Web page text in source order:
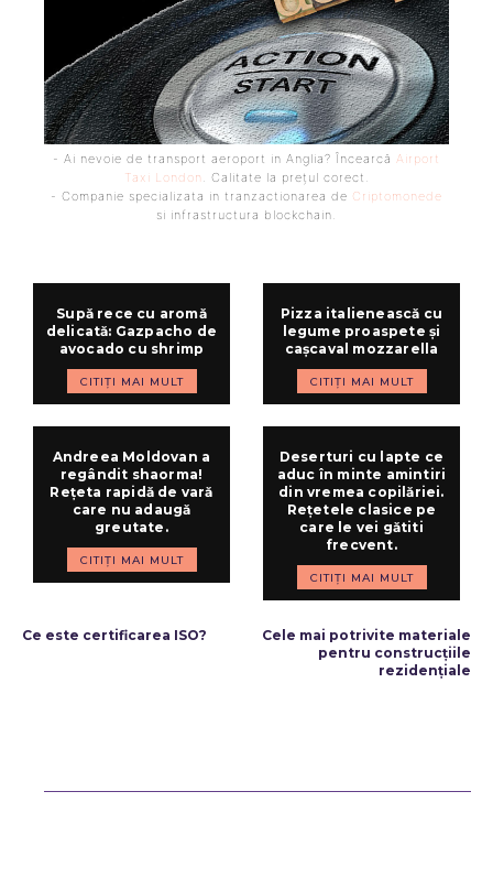
- Ai nevoie de transport aeroport in Anglia? Încearcă Airport
Taxi London. Calitate la prețul corect.
- Companie specializata in tranzactionarea de Criptomonede
si infrastructura blockchain.
Supă rece cu aromă
delicată: Gazpacho de
avocado cu shrimp
CITIȚI MAI MULT
Pizza italienească cu
legume proaspete și
cașcaval mozzarella
CITIȚI MAI MULT
Andreea Moldovan a
regândit shaorma!
Rețeta rapidă de vară
care nu adaugă
greutate.
CITIȚI MAI MULT
Deserturi cu lapte ce
aduc în minte amintiri
din vremea copilăriei.
Rețetele clasice pe
care le vei gătiti
frecvent.
CITIȚI MAI MULT
Ce este certificarea ISO?
Cele mai potrivite materiale
pentru construcțiile
rezidențiale